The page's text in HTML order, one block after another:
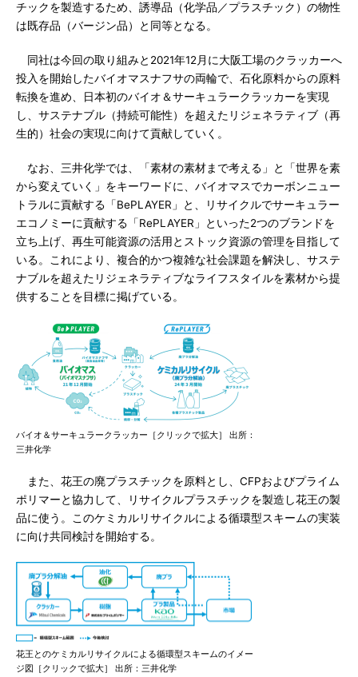
チックを製造するため、誘導品（化学品／プラスチック）の物性
は既存品（バージン品）と同等となる。
同社は今回の取り組みと2021年12月に大阪工場のクラッカーへ
投入を開始したバイオマスナフサの両輪で、石化原料からの原料
転換を進め、日本初のバイオ＆サーキュラークラッカーを実現
し、サステナブル（持続可能性）を超えたリジェネラティブ（再
生的）社会の実現に向けて貢献していく。
なお、三井化学では、「素材の素材まで考える」と「世界を素
から変えていく」をキーワードに、バイオマスでカーボンニュー
トラルに貢献する「BePLAYER」と、リサイクルでサーキュラー
エコノミーに貢献する「RePLAYER」といった2つのブランドを
立ち上げ、再生可能資源の活用とストック資源の管理を目指して
いる。これにより、複合的かつ複雑な社会課題を解決し、サステ
ナブルを超えたリジェネラティブなライフスタイルを素材から提
供することを目標に掲げている。
バイオ＆サーキュラークラッカー［クリックで拡大］ 出所：
三井化学
また、花王の廃プラスチックを原料とし、CFPおよびプライム
ポリマーと協力して、リサイクルプラスチックを製造し花王の製
品に使う。このケミカルリサイクルによる循環型スキームの実装
に向け共同検討を開始する。
花王とのケミカルリサイクルによる循環型スキームのイメー
ジ図［クリックで拡大］ 出所：三井化学